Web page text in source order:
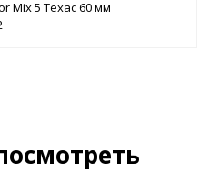
Mix 5 Техас 60 мм